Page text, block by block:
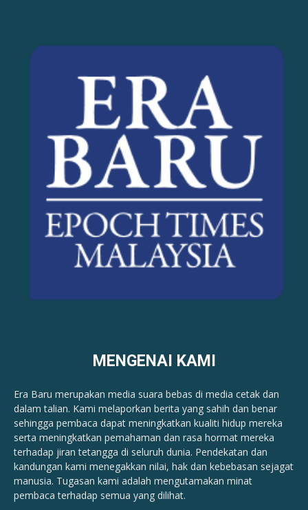
MENGENAI KAMI
Era Baru merupakan media suara bebas di media cetak dan
dalam talian. Kami melaporkan berita yang sahih dan benar ​​
sehingga pembaca dapat meningkatkan kualiti hidup mereka
serta meningkatkan pemahaman dan rasa hormat mereka
terhadap jiran tetangga di seluruh dunia. Pendekatan dan
kandungan kami menegakkan nilai, hak dan kebebasan sejagat
manusia. Tugasan kami adalah mengutamakan minat
pembaca terhadap semua yang dilihat.